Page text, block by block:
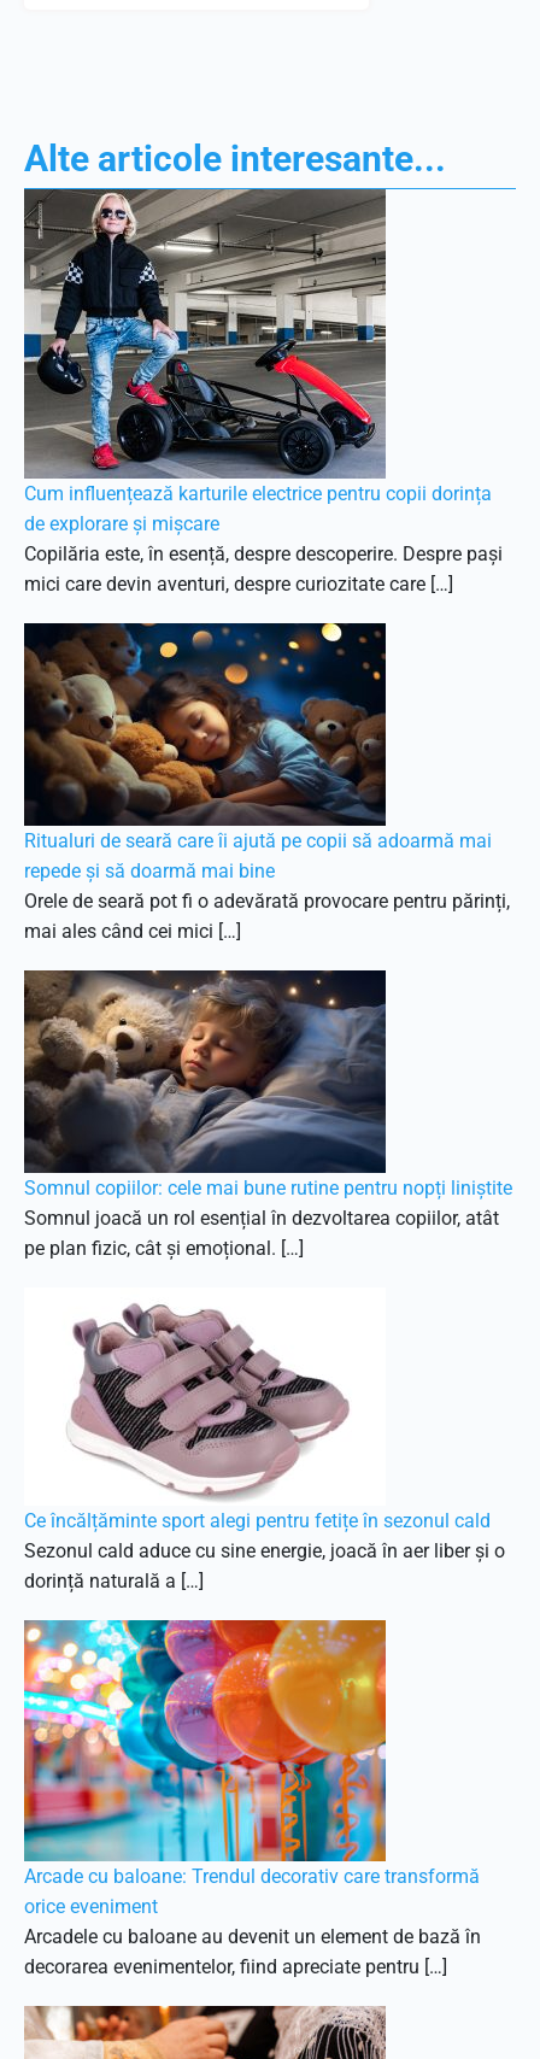
Alte articole interesante...
Cum influențează karturile electrice pentru copii dorința
de explorare și mișcare
Copilăria este, în esență, despre descoperire. Despre pași
mici care devin aventuri, despre curiozitate care […]
Ritualuri de seară care îi ajută pe copii să adoarmă mai
repede și să doarmă mai bine
Orele de seară pot fi o adevărată provocare pentru părinți,
mai ales când cei mici […]
Somnul copiilor: cele mai bune rutine pentru nopți liniștite
Somnul joacă un rol esențial în dezvoltarea copiilor, atât
pe plan fizic, cât și emoțional. […]
Ce încălțăminte sport alegi pentru fetițe în sezonul cald
Sezonul cald aduce cu sine energie, joacă în aer liber și o
dorință naturală a […]
Arcade cu baloane: Trendul decorativ care transformă
orice eveniment
Arcadele cu baloane au devenit un element de bază în
decorarea evenimentelor, fiind apreciate pentru […]